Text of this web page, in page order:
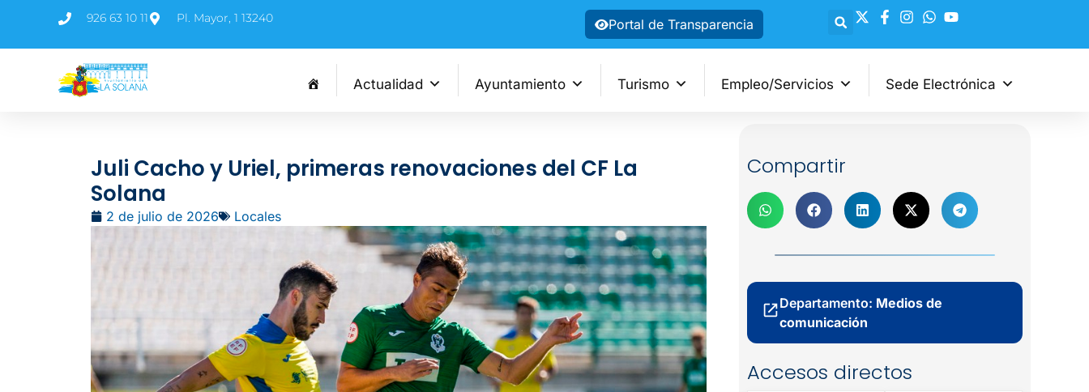
926 63 10 11 Pl. Mayor, 1 13240 Portal de Transparencia
Actualidad Ayuntamiento Turismo Empleo/Servicios Sede Electrónica
Juli Cacho y Uriel, primeras renovaciones del CF La
Solana
2 de julio de 2026 Locales
Compartir
Departamento: Medios de
comunicación
Accesos directos